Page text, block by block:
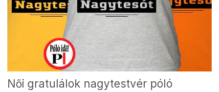
Női gratulálok nagytestvér póló